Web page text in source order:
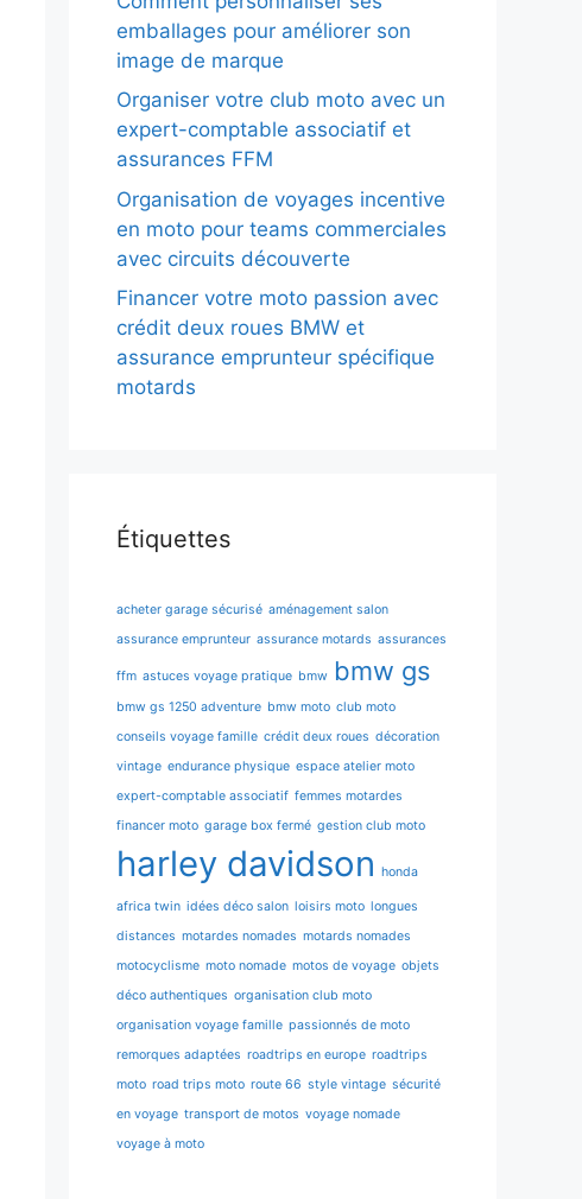
emballages pour améliorer son
image de marque
Organiser votre club moto avec un
expert-comptable associatif et
assurances FFM
Organisation de voyages incentive
en moto pour teams commerciales
avec circuits découverte
Financer votre moto passion avec
crédit deux roues BMW et
assurance emprunteur spécifique
motards
Étiquettes
acheter garage sécurisé aménagement salon
assurance emprunteur assurance motards assurances
ffm astuces voyage pratique bmw bmw gs
bmw gs 1250 adventure bmw moto club moto
conseils voyage famille crédit deux roues décoration
vintage endurance physique espace atelier moto
expert-comptable associatif femmes motardes
financer moto garage box fermé gestion club moto
harley davidson honda
africa twin idées déco salon loisirs moto longues
distances motardes nomades motards nomades
motocyclisme moto nomade motos de voyage objets
déco authentiques organisation club moto
organisation voyage famille passionnés de moto
remorques adaptées roadtrips en europe roadtrips
moto road trips moto route 66 style vintage sécurité
en voyage transport de motos voyage nomade
voyage à moto